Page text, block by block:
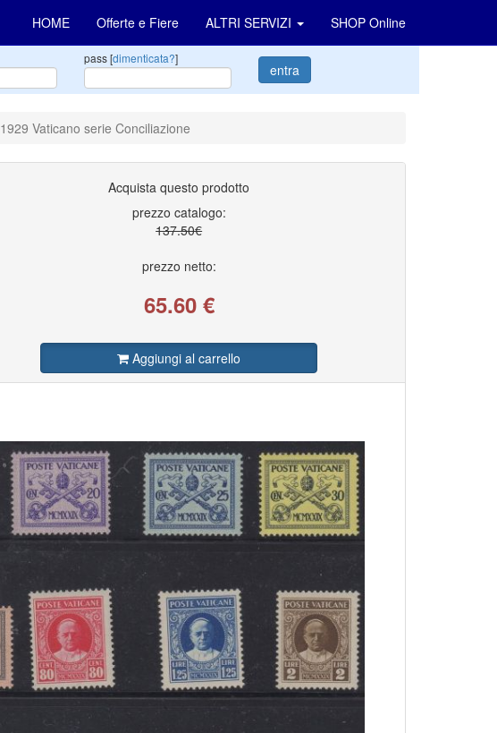
HOME Offerte e Fiere ALTRI SERVIZI SHOP Online
pass [dimenticata?]
entra
1929 Vaticano serie Conciliazione
Acquista questo prodotto
prezzo catalogo:
137.50€
prezzo netto:
65.60 €
Aggiungi al carrello